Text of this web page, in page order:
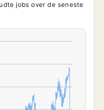
jobs over de seneste